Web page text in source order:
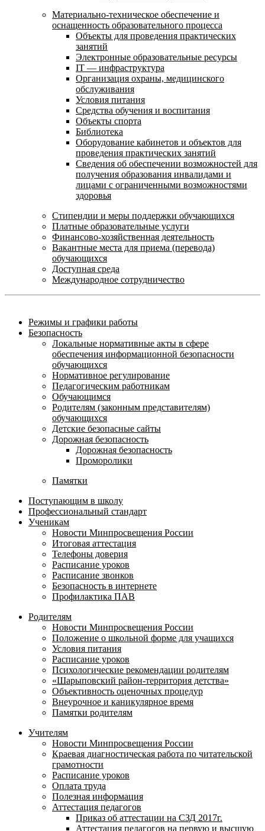
Материально-техническое обеспечение и
оснащенность образовательного процесса
Объекты для проведения практических
занятий
Электронные образовательные ресурсы
IT — инфраструктура
Организация охраны, медицинского
обслуживания
Условия питания
Средства обучения и воспитания
Объекты спорта
Библиотека
Оборудование кабинетов и объектов для
проведения практических занятий
Сведения об обеспечении возможностей для
получения образования инвалидами и
лицами с ограниченными возможностями
здоровья
Стипендии и меры поддержки обучающихся
Платные образовательные услуги
Финансово-хозяйственная деятельность
Вакантные места для приема (перевода)
обучающихся
Доступная среда
Международное сотрудничество
Режимы и графики работы
Безопасность
Локальные нормативные акты в сфере
обеспечения информационной безопасности
обучающихся
Нормативное регулирование
Педагогическим работникам
Обучающимся
Родителям (законным представителям)
обучающихся
Детские безопасные сайты
Дорожная безопасность
Дорожная безопасность
Проморолики
Памятки
Поступающим в школу
Профессиональный стандарт
Ученикам
Новости Минпросвещения России
Итоговая аттестация
Телефоны доверия
Расписание уроков
Расписание звонков
Безопасность в интернете
Профилактика ПАВ
Родителям
Новости Минпросвещения России
Положение о школьной форме для учащихся
Условия питания
Расписание уроков
Психологические рекомендации родителям
«Шарыповский район-территория детства»
Объективность оценочных процедур
Внеурочное и каникулярное время
Памятки родителям
Учителям
Новости Минпросвещения России
Краевая диагностическая работа по читательской
грамотности
Расписание уроков
Оплата труда
Полезная информация
Аттестация педагогов
Приказ об аттестации на СЗД 2017г.
Аттестация педагогов на первую и высшую